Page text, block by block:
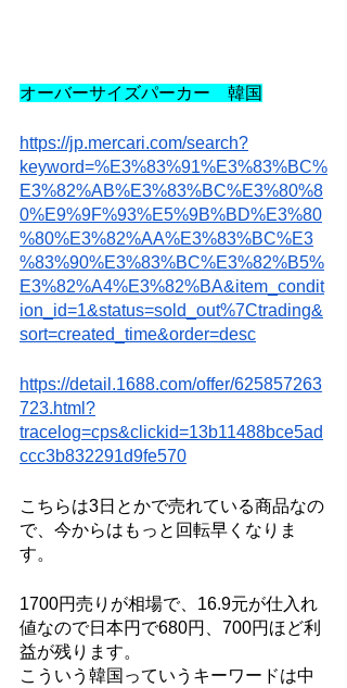
オーバーサイズパーカー　韓国
https://jp.mercari.com/search?
keyword=%E3%83%91%E3%83%BC%
E3%82%AB%E3%83%BC%E3%80%8
0%E9%9F%93%E5%9B%BD%E3%80
%80%E3%82%AA%E3%83%BC%E3
%83%90%E3%83%BC%E3%82%B5%
E3%82%A4%E3%82%BA&item_condit
ion_id=1&status=sold_out%7Ctrading&
sort=created_time&order=desc
https://detail.1688.com/offer/625857263
723.html?
tracelog=cps&clickid=13b11488bce5ad
ccc3b832291d9fe570
こちらは3日とかで売れている商品なの
で、今からはもっと回転早くなりま
す。
1700円売りが相場で、16.9元が仕入れ
値なので日本円で680円、700円ほど利
益が残ります。
こういう韓国っていうキーワードは中